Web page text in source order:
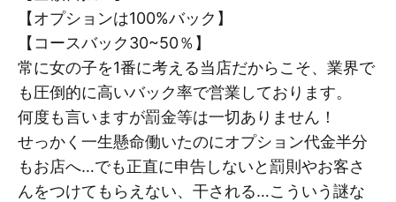
【オプションは100%バック】
【コースバック30~50％】
常に女の子を1番に考える当店だからこそ、業界で
も圧倒的に高いバック率で営業しております。
何度も言いますが罰金等は一切ありません！
せっかく一生懸命働いたのにオプション代金半分
もお店へ…でも正直に申告しないと罰則やお客さ
んをつけてもらえない、干される…こういう謎な